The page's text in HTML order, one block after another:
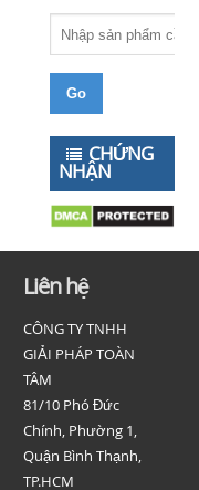
CHỨNG
NHẬN
Liên hệ
CÔNG TY TNHH
GIẢI PHÁP TOÀN
TÂM
81/10 Phó Đức
Chính, Phường 1,
Quận Bình Thạnh,
TP.HCM